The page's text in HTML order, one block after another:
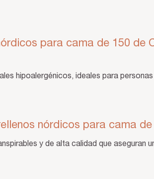
para cama de 150 de
hipoalergénicos, ideales para
nórdicos para cama
y de alta calidad que aseguran